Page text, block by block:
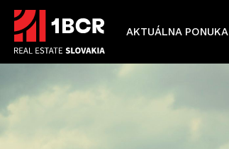
AKTUÁLNA PONUKA